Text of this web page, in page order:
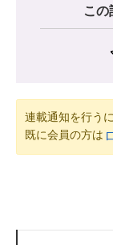
こ
連載通知を行う
既に会員の方は